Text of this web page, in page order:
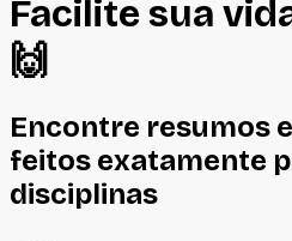
Facilite sua
🙌
Encontre resumos
feitos exatamente
disciplinas